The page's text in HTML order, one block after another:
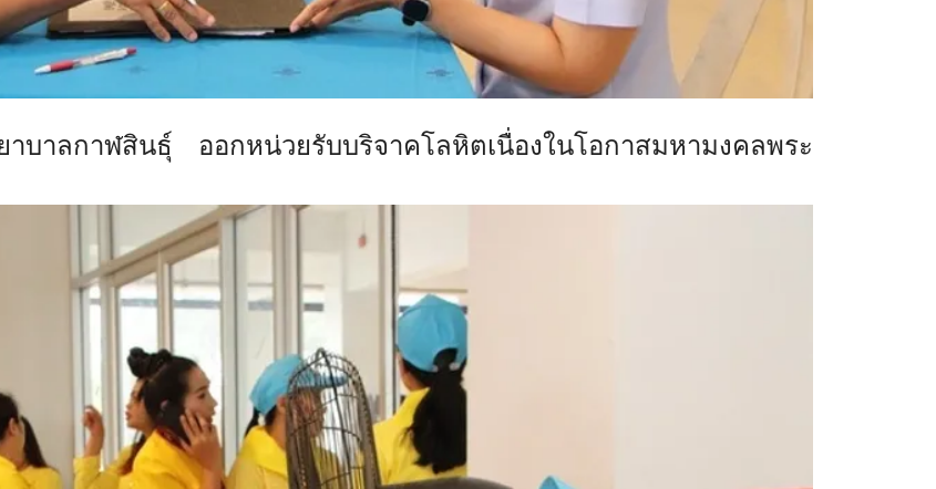
บาลกาฬสินธุ์ ออกหน่วยรับบริจาคโลหิตเนื่องในโอกาสมหามงคลพระ